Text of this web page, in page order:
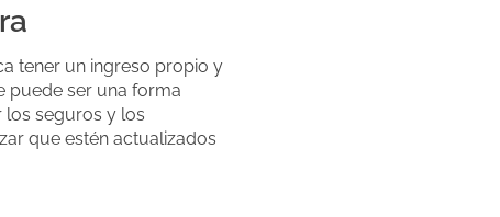
tener un ingreso propio y
puede ser una forma
los seguros y los
que estén actualizados